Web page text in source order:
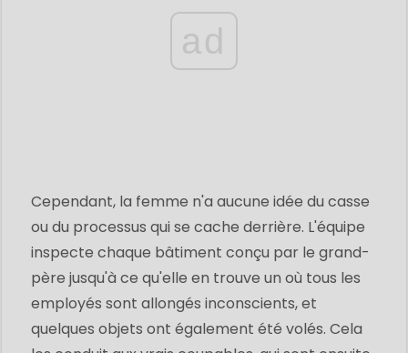
ad
Cependant, la femme n'a aucune idée du casse
ou du processus qui se cache derrière. L'équipe
inspecte chaque bâtiment conçu par le grand-
père jusqu'à ce qu'elle en trouve un où tous les
employés sont allongés inconscients, et
quelques objets ont également été volés. Cela